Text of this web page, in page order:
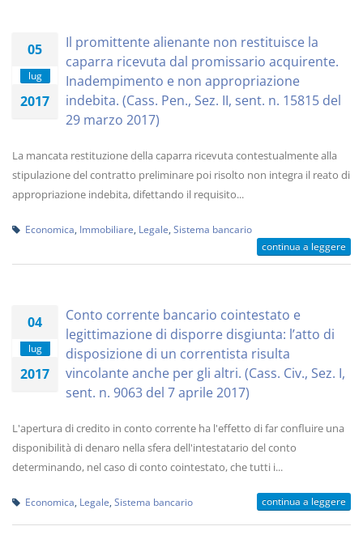
05
lug
2017
Il promittente alienante non restituisce la
caparra ricevuta dal promissario acquirente.
Inadempimento e non appropriazione
indebita. (Cass. Pen., Sez. II, sent. n. 15815 del
29 marzo 2017)
La mancata restituzione della caparra ricevuta contestualmente alla
stipulazione del contratto preliminare poi risolto non integra il reato di
appropriazione indebita, difettando il requisito...
Economica Immobiliare Legale Sistema bancario
continua a leggere
04
lug
2017
Conto corrente bancario cointestato e
legittimazione di disporre disgiunta: l’atto di
disposizione di un correntista risulta
vincolante anche per gli altri. (Cass. Civ., Sez. I,
sent. n. 9063 del 7 aprile 2017)
L'apertura di credito in conto corrente ha l'effetto di far confluire una
disponibilità di denaro nella sfera dell'intestatario del conto
determinando, nel caso di conto cointestato, che tutti i...
Economica Legale Sistema bancario continua a leggere